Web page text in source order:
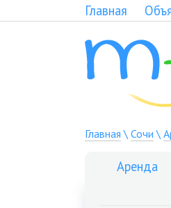
Главная
Главная \ Сочи \
Аренда